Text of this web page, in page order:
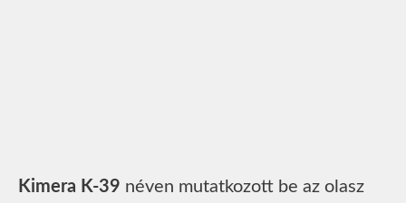
Kimera K-39 néven mutatkozott be az olasz